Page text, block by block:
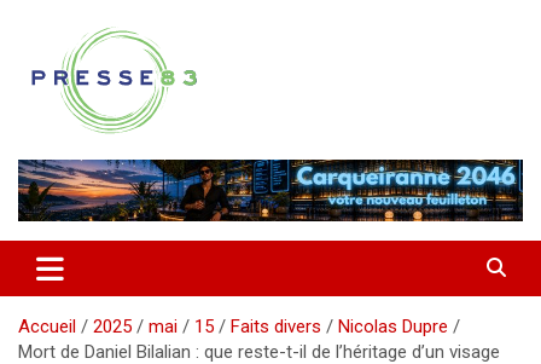
contenu
Presse 83
Accueil 2025 mai 15 Faits divers
Nicolas Dupre
Mort de Daniel Bilalian : que reste-t-il de l’héritage d’un visage